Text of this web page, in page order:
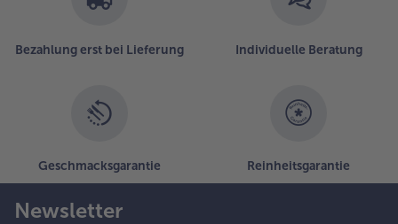
Bezahlung erst bei Lieferung Individuelle Beratung
Geschmacksgarantie Reinheitsgarantie
Newsletter